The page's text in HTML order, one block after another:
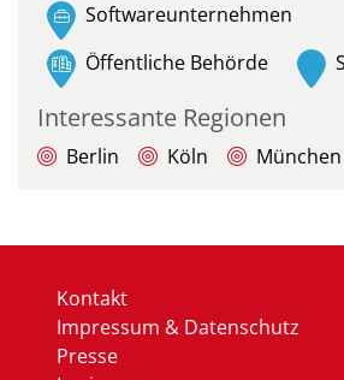
Softwareunternehmen
Öffentliche Behörde
Interessante Regionen
Berlin Köln München
Kontakt
Impressum & Datenschutz
Presse